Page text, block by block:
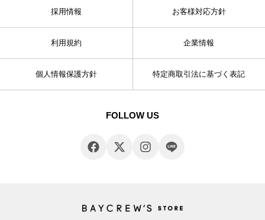
採用情報 お客様対応方針
利用規約 企業情報
個人情報保護方針 特定商取引法に基づく表記
FOLLOW US